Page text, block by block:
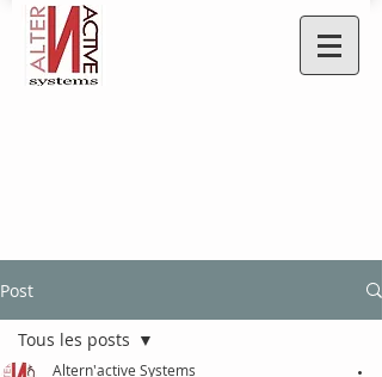
Post
Tous les posts
Altern'active Systems